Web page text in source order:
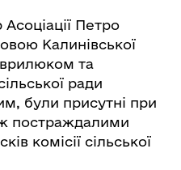
Петро
Калинівської
та
ради
були присутні при
постраждалими
комісії сільської